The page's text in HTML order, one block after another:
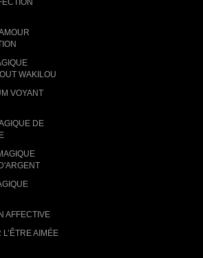
WAKILOU
VOYANT
DE
AFFECTIVE
AIMÉE